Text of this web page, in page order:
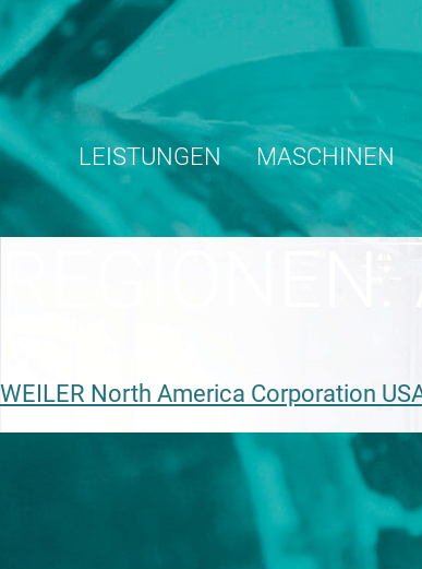
to
content
LEISTUNGEN MASCHINEN
WEILER North America Corporation